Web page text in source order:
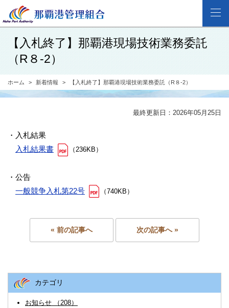
【入札終了】那覇港現場技術業務委託
（R８-2）
ホーム 新着情報 【入札終了】那覇港現場技術業務委託（R８-2）
最終更新日：2026年05月25日
・入札結果
入札結果書
（236KB）
・公告
一般競争入札第22号
（740KB）
« 前の記事へ 次の記事へ »
カテゴリ
お知らせ （208）